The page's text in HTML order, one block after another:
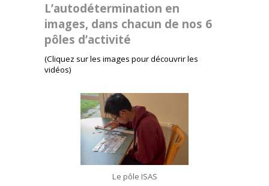
L’autodétermination en
images, dans chacun de nos 6
pôles d’activité
(Cliquez sur les images pour découvrir les
vidéos)
Le pôle ISAS